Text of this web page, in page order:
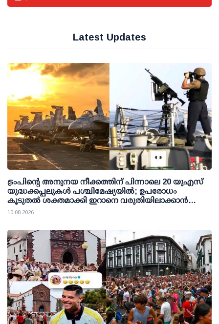
Latest Updates
ട്രംപിന്റെ അനുനയ നീക്കത്തിന് പിന്നാലെ 20 യുഎസ്
യുദ്ധക്കപ്പലുകള്‍ പശ്ചിമേഷ്യയില്‍; ഉപരോധം
കൂടുതല്‍ ശക്തമാക്കി ഇറാനെ വരുതിയിലാക്കാന്‍
നീക്കം
10 08 2026